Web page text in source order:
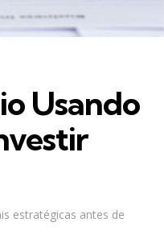
Usando
estratégicas antes de